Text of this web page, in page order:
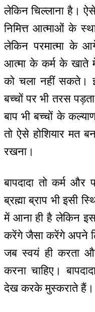
लेकिन चिल्लाना है।
निमित्त आत्माओं के
लेकिन परमात्मा के
आत्मा के कर्म के खाते
को चला नहीं सकते।
बच्चों पर भी तरस
बाप भी बच्चों के
तो ऐसे होशियार मत
रखना।
बापदादा तो कर्म
ब्रह्मा ब्राप भी इसी
में आना ही है लेकिन
करेंगे जैसा करेंगे अपने
जब स्वयं ही करता
करना चाहिए।
देख करके मुस्कराते हैं।